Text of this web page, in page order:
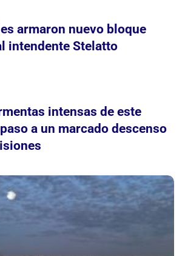
armaron nuevo bloque
intendente Stelatto
intensas de este
a un marcado descenso